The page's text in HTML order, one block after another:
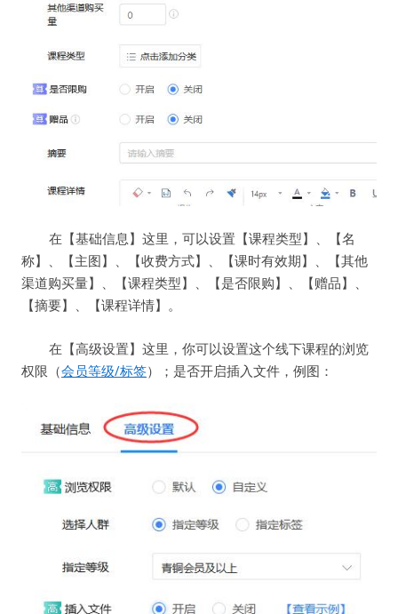
在【基础信息】这里，可以设置【课程类型】、【名
称】、【主图】、【收费方式】、【课时有效期】、【其他
渠道购买量】、【课程类型】、【是否限购】、【赠品】、
【摘要】、【课程详情】。
在【高级设置】这里，你可以设置这个线下课程的浏览
权限（会员等级/标签）；是否开启插入文件，例图：